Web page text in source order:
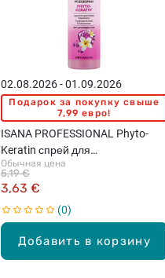
Добавить в корзину
02.08.2026 - 01.09.2026
Подарок за покупку свыше
7,99 евро!
ISANA PROFESSIONAL Phyto-
Keratin спрей для
поврежденных волос, 150мл
Обычная цена
3,63 €
5,19 €
0